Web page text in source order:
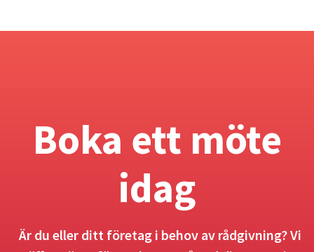
Boka ett möte
idag
Är du eller ditt företag i behov av rådgivning? Vi